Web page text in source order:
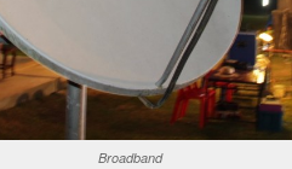
Broadband